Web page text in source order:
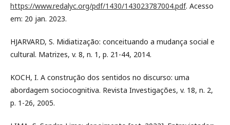
https://www.redalyc.org/pdf/1430/143023787004.pdf. Acesso
em: 20 jan. 2023.
HJARVARD, S. Midiatização: conceituando a mudança social e
cultural. Matrizes, v. 8, n. 1, p. 21-44, 2014.
KOCH, I. A construção dos sentidos no discurso: uma
abordagem sociocognitiva. Revista Investigações, v. 18, n. 2,
p. 1-26, 2005.